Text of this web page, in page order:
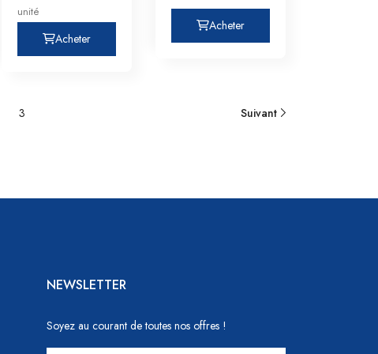
unité
Acheter
Acheter
3 Suivant
NEWSLETTER
Soyez au courant de toutes nos offres !